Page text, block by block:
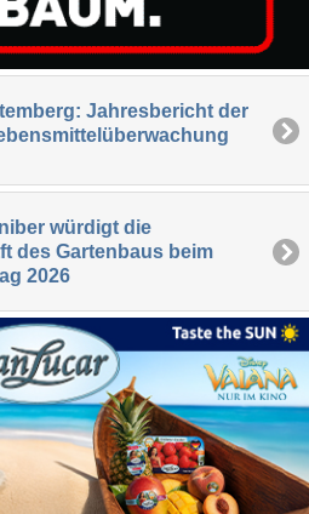
Jahresbericht der
würdigt die
des Gartenbaus beim
2026